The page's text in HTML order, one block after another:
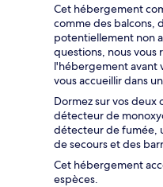
Cet hébergement
comme des balcons,
potentiellement non
questions, nous vous
l'hébergement avant
vous accueillir dans
Dormez sur vos deux
détecteur de
détecteur de fumée,
de secours et des
Cet hébergement
espèces.